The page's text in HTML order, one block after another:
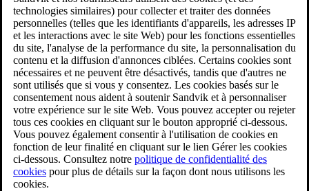
technologies similaires) pour collecter et traiter des données
personnelles (telles que les identifiants d'appareils, les adresses IP
et les interactions avec le site Web) pour les fonctions essentielles
du site, l'analyse de la performance du site, la personnalisation du
contenu et la diffusion d'annonces ciblées. Certains cookies sont
nécessaires et ne peuvent être désactivés, tandis que d'autres ne
sont utilisés que si vous y consentez. Les cookies basés sur le
consentement nous aident à soutenir Sandvik et à personnaliser
votre expérience sur le site Web. Vous pouvez accepter ou rejeter
tous ces cookies en cliquant sur le bouton approprié ci-dessous.
Vous pouvez également consentir à l'utilisation de cookies en
fonction de leur finalité en cliquant sur le lien Gérer les cookies
ci-dessous. Consultez notre politique de confidentialité des
cookies pour plus de détails sur la façon dont nous utilisons les
cookies.